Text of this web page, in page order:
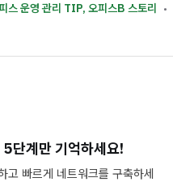
스 운영 관리 TIP, 오피스B 스토리
단계만 기억하세요!
고 빠르게 네트워크를 구축하세